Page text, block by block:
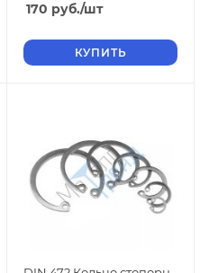
170 руб./шт
КУПИТЬ